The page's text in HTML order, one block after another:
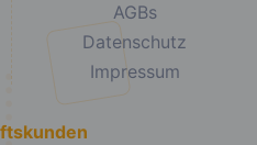
AGBs
Datenschutz
Impressum